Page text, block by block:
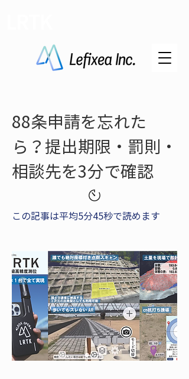
88条申請を忘れた
ら？提出期限・罰則・
相談先を3分で確認
この記事は平均5分45秒で読めます